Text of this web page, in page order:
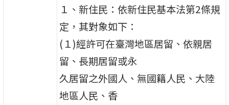
１、新住民：依新住民基本法第2條規
定，其對象如下：
(１)經許可在臺灣地區居留、依親居
留、長期居留或永
久居留之外國人、無國籍人民、大陸
地區人民、香